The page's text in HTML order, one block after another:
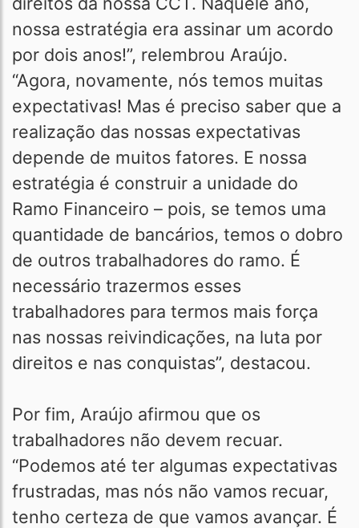
nossa estratégia era assinar um acordo
por dois anos!”, relembrou Araújo.
“Agora, novamente, nós temos muitas
expectativas! Mas é preciso saber que a
realização das nossas expectativas
depende de muitos fatores. E nossa
estratégia é construir a unidade do
Ramo Financeiro – pois, se temos uma
quantidade de bancários, temos o dobro
de outros trabalhadores do ramo. É
necessário trazermos esses
trabalhadores para termos mais força
nas nossas reivindicações, na luta por
direitos e nas conquistas”, destacou.
Por fim, Araújo afirmou que os
trabalhadores não devem recuar.
“Podemos até ter algumas expectativas
frustradas, mas nós não vamos recuar,
tenho certeza de que vamos avançar. É